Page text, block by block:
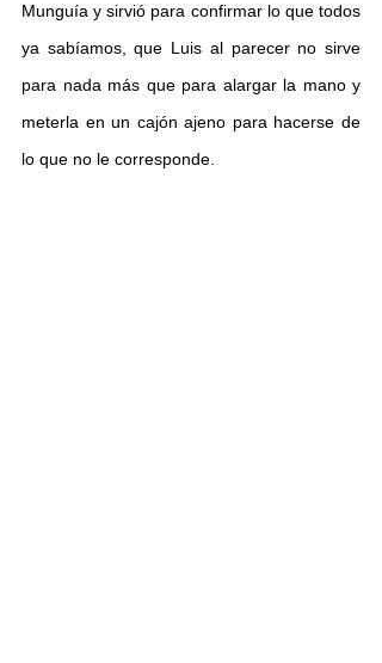
Munguía y sirvió para confirmar lo que todos
ya sabíamos, que Luis al parecer no sirve
para nada más que para alargar la mano y
meterla en un cajón ajeno para hacerse de
lo que no le corresponde.